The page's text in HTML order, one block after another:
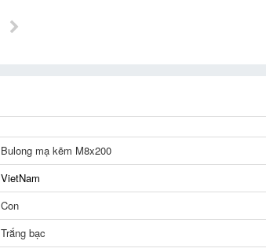
Bulong mạ kẽm M8x200
VietNam
Con
Trắng bạc